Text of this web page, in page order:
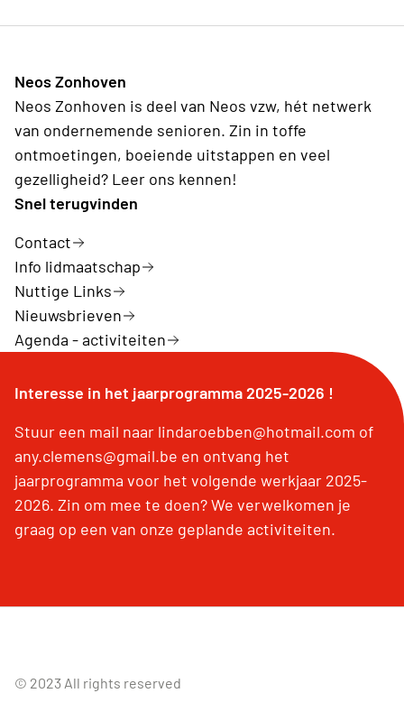
kleden naargelang de weersomstandigheden. Een
dekentje of een extra trui is geen overbodige luxe.
De wandeling naar de binnenkoer vanaf de parking
duurt ca. 10 minuutjes.
Neos Zonhoven
Neos Zonhoven is deel van Neos vzw, hét netwerk
van ondernemende senioren. Zin in toffe
ontmoetingen, boeiende uitstappen en veel
gezelligheid? Leer ons kennen!
Snel terugvinden
Contact
Info lidmaatschap
Nuttige Links
Nieuwsbrieven
Agenda - activiteiten
Interesse in het jaarprogramma 2025-2026 !
Stuur een mail naar lindaroebben@hotmail.com of
any.clemens@gmail.be en ontvang het
jaarprogramma voor het volgende werkjaar 2025-
2026. Zin om mee te doen? We verwelkomen je
graag op een van onze geplande activiteiten.
© 2023 All rights reserved